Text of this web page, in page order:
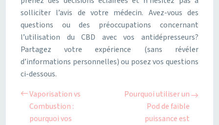
solliciter l’avis de votre médecin. Avez-vous des
questions ou des préoccupations concernant
l’utilisation du CBD avec vos antidépresseurs?
Partagez votre expérience (sans révéler
d’informations personnelles) ou posez vos questions
ci-dessous.
Vaporisation vs
Combustion :
pourquoi vos
Pourquoi utiliser un
Pod de faible
puissance est